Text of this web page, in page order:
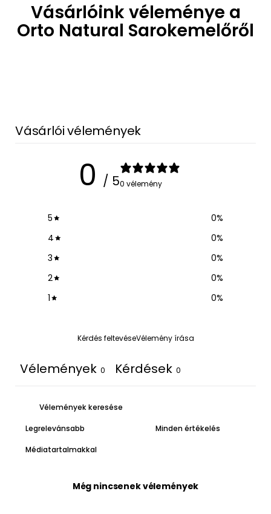
Vásárlóink véleménye a
Orto Natural Sarokemelőről
Vásárlói vélemények
0 / 50 vélemény
5 0%
4
0%
3
0%
2
0%
1
0%
Kérdés feltevéseVélemény írása
Vélemények 0 Kérdések 0
Médiatartalmakkal
Még nincsenek vélemények